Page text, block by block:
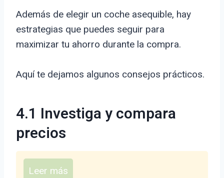
Además de elegir un coche asequible, hay
estrategias que puedes seguir para
maximizar tu ahorro durante la compra.
Aquí te dejamos algunos consejos prácticos.
4.1 Investiga y compara
precios
Leer más